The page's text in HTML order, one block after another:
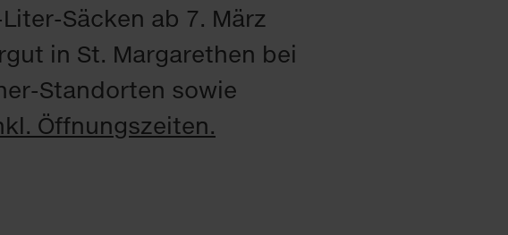
Säcken ab 7. März
in St. Margarethen bei
Standorten sowie
Öffnungszeiten.